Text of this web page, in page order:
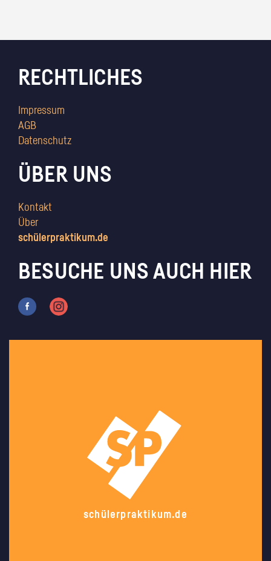
RECHTLICHES
Impressum
AGB
Datenschutz
ÜBER UNS
Kontakt
Über
schülerpraktikum.de
BESUCHE UNS AUCH HIER
schülerpraktikum.de